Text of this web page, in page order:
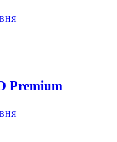
Premium